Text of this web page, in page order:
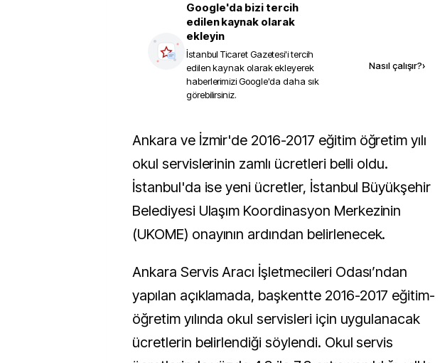
Google'da bizi tercih
edilen kaynak olarak
ekleyin
İstanbul Ticaret Gazetesi'i tercih
edilen kaynak olarak ekleyerek
haberlerimizi Google'da daha sık
görebilirsiniz.
Nasıl çalışır?›
Ankara ve İzmir'de 2016-2017 eğitim öğretim yılı
okul servislerinin zamlı ücretleri belli oldu.
İstanbul'da ise yeni ücretler, İstanbul Büyükşehir
Belediyesi Ulaşım Koordinasyon Merkezinin
(UKOME) onayının ardından belirlenecek.
Ankara Servis Aracı İşletmecileri Odası’ndan
yapılan açıklamada, başkentte 2016-2017 eğitim-
öğretim yılında okul servisleri için uygulanacak
ücretlerin belirlendiği söylendi. Okul servis